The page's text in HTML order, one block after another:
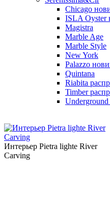
Chicago
ISLA Oyster
Magistra
Marble Age
Marble Style
New York
Palazzo
Quintana
Riabita
Timber
Интерьер Pietra lighte River
Carving